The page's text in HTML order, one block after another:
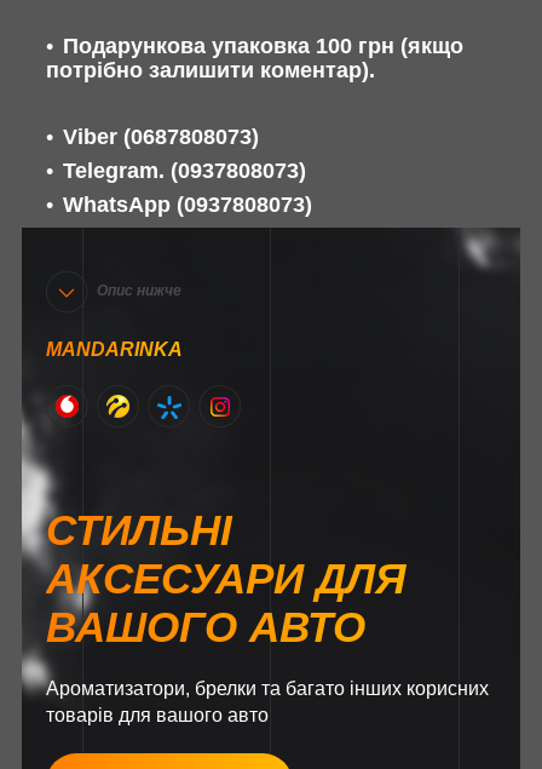
Подарункова упаковка 100 грн (якщо
потрібно залишити коментар).
Viber (0687808073)
Telegram. (0937808073)
WhatsApp (0937808073)
Опис нижче
MANDARINKA
СТИЛЬНІ
АКСЕСУАРИ ДЛЯ
ВАШОГО АВТО
Ароматизатори, брелки та багато інших корисних
товарів для вашого авто